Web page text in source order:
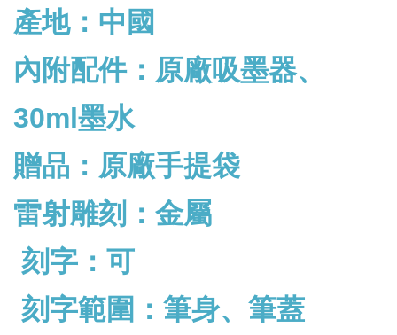
產地：中國
內附配件： 原廠吸墨器、
30ml墨水
贈品：原廠手提袋
雷射雕刻：金屬
刻字：可
刻字範圍：筆身、筆蓋